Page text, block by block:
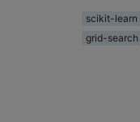
scikit-learn
grid-search